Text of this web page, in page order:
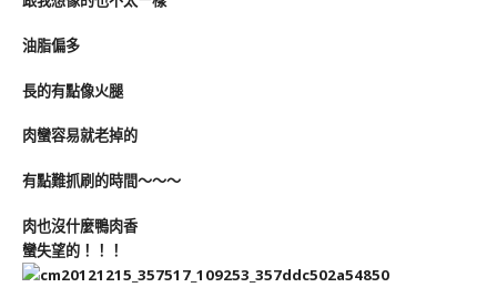
油脂偏多
長的有點像火腿
肉蠻容易就老掉的
有點難抓刷的時間～～～
肉也沒什麼鴨肉香
蠻失望的！！！